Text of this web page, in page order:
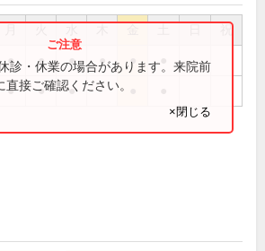
祝
● ● ● ● ●
● ● ●
診・休業の場合があります。来院前
接ご確認ください。
×閉じる